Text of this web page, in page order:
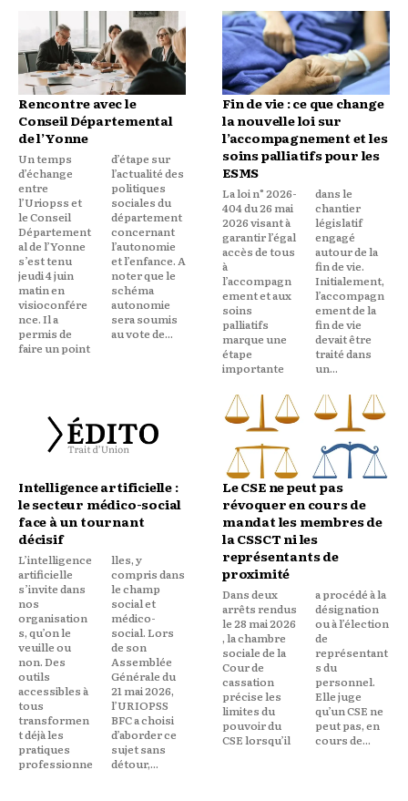
Rencontre avec le
Conseil Départemental
de l’Yonne
Un temps
d’échange
entre
l’Uriopss et
le Conseil
Département
al de l’Yonne
s’est tenu
jeudi 4 juin
matin en
visioconfére
nce. Il a
permis de
faire un point
d’étape sur
l’actualité des
politiques
sociales du
département
concernant
l’autonomie
et l’enfance. A
noter que le
schéma
autonomie
sera soumis
au vote de...
Fin de vie : ce que change
la nouvelle loi sur
l’accompagnement et les
soins palliatifs pour les
ESMS
La loi n° 2026-
404 du 26 mai
2026 visant à
garantir l’égal
accès de tous
à
l’accompagn
ement et aux
soins
palliatifs
marque une
étape
importante
dans le
chantier
législatif
engagé
autour de la
fin de vie.
Initialement,
l’accompagn
ement de la
fin de vie
devait être
traité dans
un...
Intelligence artificielle :
le secteur médico-social
face à un tournant
décisif
L’intelligence
artificielle
s’invite dans
nos
organisation
s, qu’on le
veuille ou
non. Des
outils
accessibles à
tous
transformen
t déjà les
pratiques
professionne
lles, y
compris dans
le champ
social et
médico-
social. Lors
de son
Assemblée
Générale du
21 mai 2026,
l’URIOPSS
BFC a choisi
d’aborder ce
sujet sans
détour,...
Le CSE ne peut pas
révoquer en cours de
mandat les membres de
la CSSCT ni les
représentants de
proximité
Dans deux
arrêts rendus
le 28 mai 2026
, la chambre
sociale de la
Cour de
cassation
précise les
limites du
pouvoir du
CSE lorsqu’il
a procédé à la
désignation
ou à l’élection
de
représentant
s du
personnel.
Elle juge
qu’un CSE ne
peut pas, en
cours de...